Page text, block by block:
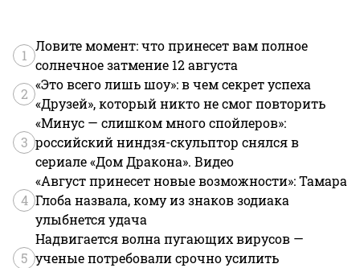
1
Ловите момент: что принесет вам полное
солнечное затмение 12 августа
2
«Это всего лишь шоу»: в чем секрет успеха
«Друзей», который никто не смог повторить
3
«Минус — слишком много спойлеров»:
российский ниндзя-скульптор снялся в
сериале «Дом Дракона». Видео
4
«Август принесет новые возможности»: Тамара
Глоба назвала, кому из знаков зодиака
улыбнется удача
5
Надвигается волна пугающих вирусов —
ученые потребовали срочно усилить